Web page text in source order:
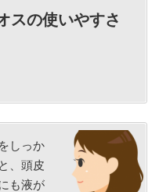
スの使いやすさ
しっか
、頭皮
も液が